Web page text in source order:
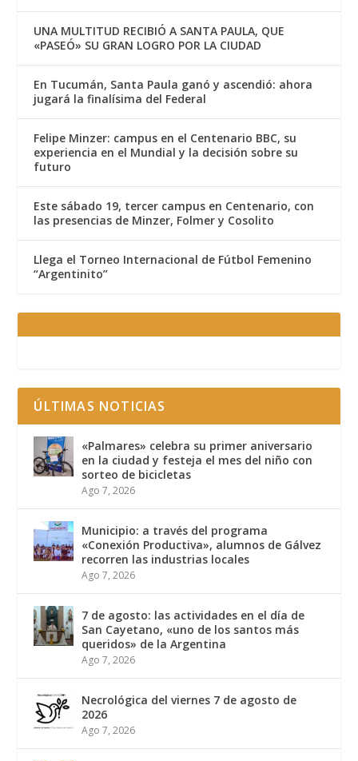
UNA MULTITUD RECIBIÓ A SANTA PAULA, QUE
«PASEÓ» SU GRAN LOGRO POR LA CIUDAD
En Tucumán, Santa Paula ganó y ascendió: ahora
jugará la finalísima del Federal
Felipe Minzer: campus en el Centenario BBC, su
experiencia en el Mundial y la decisión sobre su
futuro
Este sábado 19, tercer campus en Centenario, con
las presencias de Minzer, Folmer y Cosolito
Llega el Torneo Internacional de Fútbol Femenino
“Argentinito”
ÚLTIMAS NOTICIAS
«Palmares» celebra su primer aniversario
en la ciudad y festeja el mes del niño con
sorteo de bicicletas
Ago 7, 2026
Municipio: a través del programa
«Conexión Productiva», alumnos de Gálvez
recorren las industrias locales
Ago 7, 2026
7 de agosto: las actividades en el día de
San Cayetano, «uno de los santos más
queridos» de la Argentina
Ago 7, 2026
Necrológica del viernes 7 de agosto de
2026
Ago 7, 2026